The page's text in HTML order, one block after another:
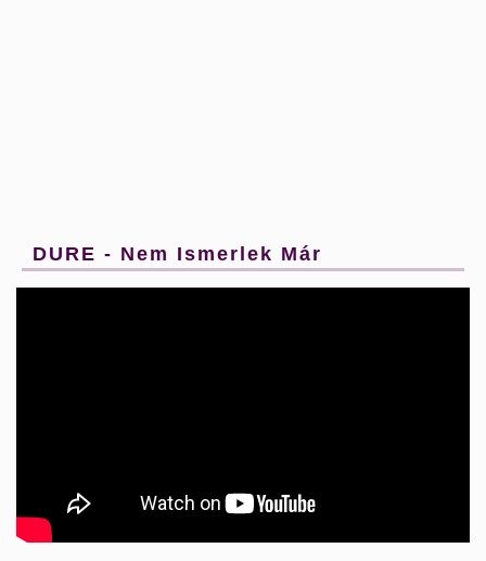
DURE - Nem Ismerlek Már